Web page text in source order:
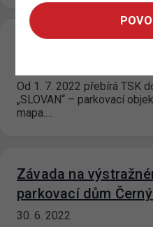
Od 1. 7. 2022 přebírá TSK
„SLOVAN“ – parkovací
mapa.…
Závada na
parkovací dům
30. 6. 2022